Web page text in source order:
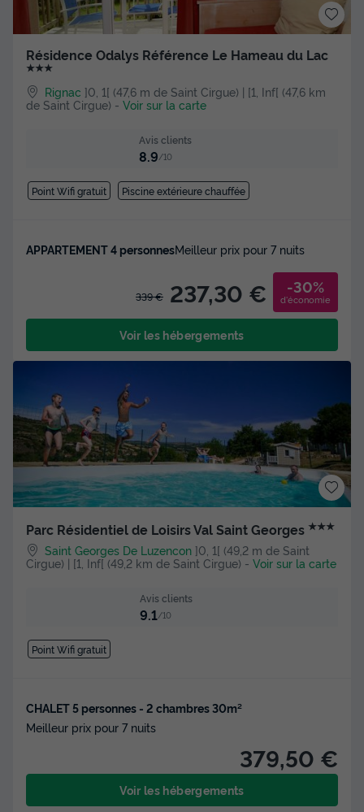
Résidence Odalys Référence Le Hameau du Lac
★★★
Rignac ]0, 1[ (47,6 m de Saint Cirgue) | [1, Inf[ (47,6 km
de Saint Cirgue) - Voir sur la carte
Avis clients
8.9/10
Point Wifi gratuit Piscine extérieure chauffée
APPARTEMENT 4 personnesMeilleur prix pour 7 nuits
339 € 237,30 € -30%
d'économie
Voir les hébergements
Parc Résidentiel de Loisirs Val Saint Georges ★★★
Saint Georges De Luzencon ]0, 1[ (49,2 m de Saint
Cirgue) | [1, Inf[ (49,2 km de Saint Cirgue) - Voir sur la carte
Avis clients
9.1/10
Point Wifi gratuit
CHALET 5 personnes - 2 chambres 30m²
Meilleur prix pour 7 nuits
379,50 €
Voir les hébergements